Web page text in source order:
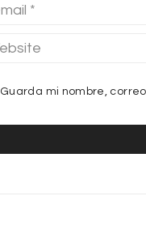
Guarda mi nombre,